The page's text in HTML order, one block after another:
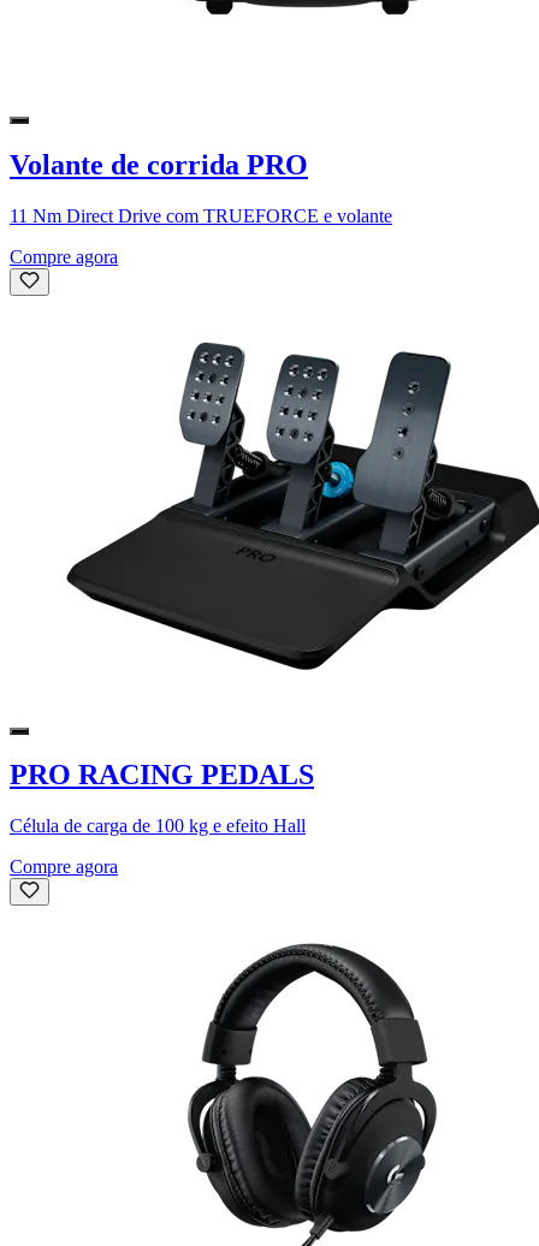
Volante de corrida PRO
11 Nm Direct Drive com TRUEFORCE e volante
Compre agora
PRO RACING PEDALS
Célula de carga de 100 kg e efeito Hall
Compre agora